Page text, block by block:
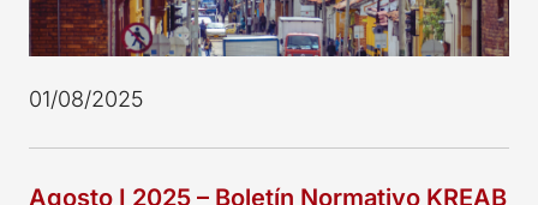
01/08/2025
Agosto I 2025 – Boletín Normativo KREAB